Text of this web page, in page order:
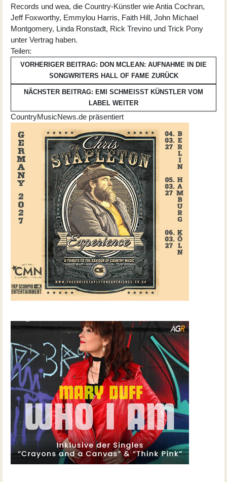
Records und wea, die Country-Künstler wie Antia Cochran,
Jeff Foxworthy, Emmylou Harris, Faith Hill, John Michael
Montgomery, Linda Ronstadt, Rick Trevino und Trick Pony
unter Vertrag haben.
Teilen:
VORHERIGER BEITRAG: DON MCLEAN: AUFNAHME IN DIE
SONGWRITERS HALL OF FAME ZURÜCK
NÄCHSTER BEITRAG: EMI SCHMEISST KÜNSTLER VOM L
ABEL WEITER
CountryMusicNews.de präsentiert